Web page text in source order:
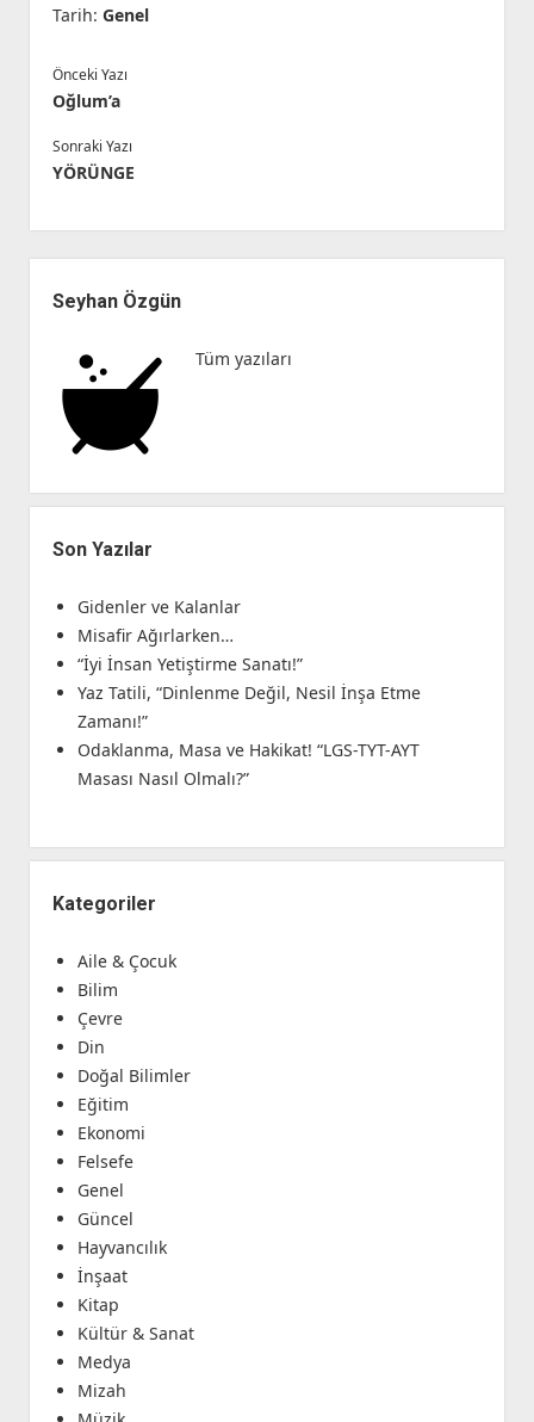
Tarih: Genel
Önceki Yazı
Oğlum’a
Sonraki Yazı
YÖRÜNGE
Menü
Seyhan Özgün
Tüm yazıları
Son Yazılar
Gidenler ve Kalanlar
Misafir Ağırlarken…
“İyi İnsan Yetiştirme Sanatı!”
Yaz Tatili, “Dinlenme Değil, Nesil İnşa Etme
Zamanı!”
Odaklanma, Masa ve Hakikat! “LGS-TYT-AYT
Masası Nasıl Olmalı?”
Kategoriler
Aile & Çocuk
Bilim
Çevre
Din
Doğal Bilimler
Eğitim
Ekonomi
Felsefe
Genel
Güncel
Hayvancılık
İnşaat
Kitap
Kültür & Sanat
Medya
Mizah